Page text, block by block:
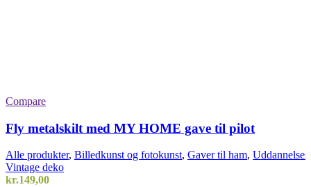
Compare
Fly metalskilt med MY HOME gave til pilot
Alle produkter, Billedkunst og fotokunst, Gaver til ham,
Vintage deko
kr.149,00